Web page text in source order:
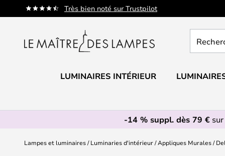
Très bien noté sur Trustpilot
Allez
au
un
LUMINAIRES INTÉRIEUR
-14 % suppl. dès 79 €
Lampes et luminaires Luminaries d'intérieur Appliques Murales